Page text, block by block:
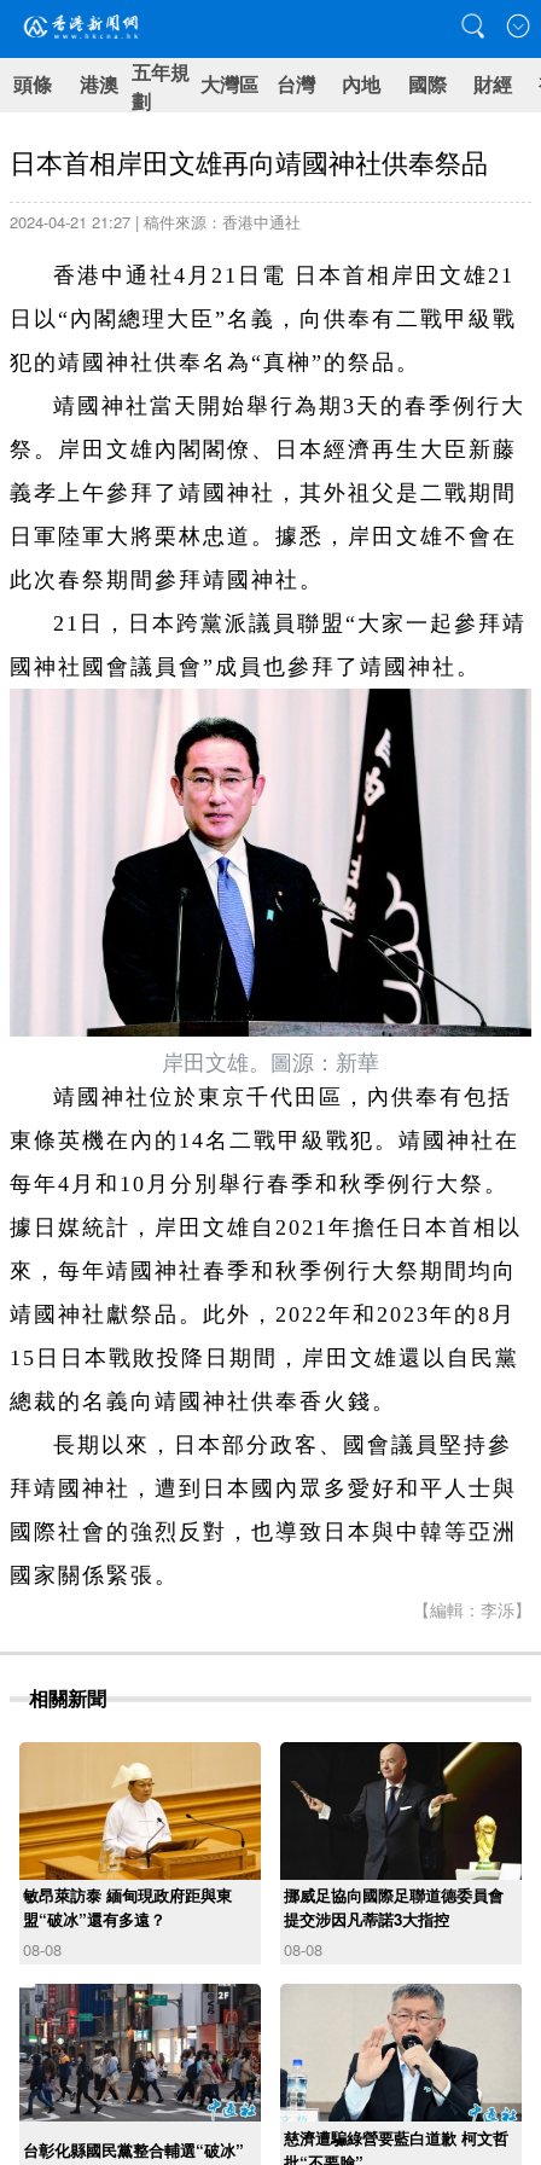
頭條 港澳 五年規
劃
大灣區 台灣 內地 國際 財經
日本首相岸田文雄再向靖國神社供奉祭品
2024-04-21 21:27 | 稿件來源：香港中通社
香港中通社4月21日電 日本首相岸田文雄21
日以“內閣總理大臣”名義，向供奉有二戰甲級戰
犯的靖國神社供奉名為“真榊”的祭品。
靖國神社當天開始舉行為期3天的春季例行大
祭。岸田文雄內閣閣僚、日本經濟再生大臣新藤
義孝上午參拜了靖國神社，其外祖父是二戰期間
日軍陸軍大將栗林忠道。據悉，岸田文雄不會在
此次春祭期間參拜靖國神社。
21日，日本跨黨派議員聯盟“大家一起參拜靖
國神社國會議員會”成員也參拜了靖國神社。
岸田文雄。圖源：新華
靖國神社位於東京千代田區，內供奉有包括
東條英機在內的14名二戰甲級戰犯。靖國神社在
每年4月和10月分別舉行春季和秋季例行大祭。
據日媒統計，岸田文雄自2021年擔任日本首相以
來，每年靖國神社春季和秋季例行大祭期間均向
靖國神社獻祭品。此外，2022年和2023年的8月
15日日本戰敗投降日期間，岸田文雄還以自民黨
總裁的名義向靖國神社供奉香火錢。
長期以來，日本部分政客、國會議員堅持參
拜靖國神社，遭到日本國內眾多愛好和平人士與
國際社會的強烈反對，也導致日本與中韓等亞洲
國家關係緊張。
【編輯：李泺】
相關新聞
敏昂萊訪泰 緬甸現政府距與東
盟“破冰”還有多遠？
08-08
挪威足協向國際足聯道德委員會
提交涉因凡蒂諾3大指控
08-08
台彰化縣國民黨整合輔選“破冰”
慈濟遭騙綠營要藍白道歉 柯文哲